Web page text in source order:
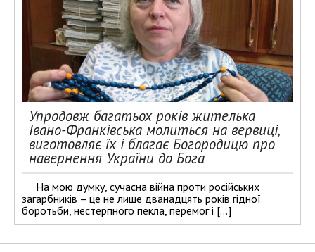
Упродовж багатьох років жителька
Івано-Франківська молиться на вервиці,
виготовляє їх і благає Богородицю про
навернення України до Бога
На мою думку, сучасна війна проти російських
загарбників – це не лише дванадцять років гідної
боротьби, нестерпного пекла, перемог і […]